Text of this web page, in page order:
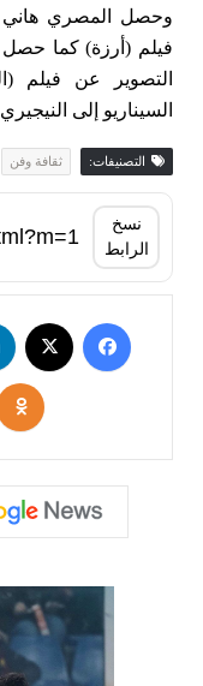
وحصل المصري
فيلم (أرزة) كما
التصوير عن فيلم
السيناريو إلى
التصنيفات: ثقافة وفن
نسخ
الرابط